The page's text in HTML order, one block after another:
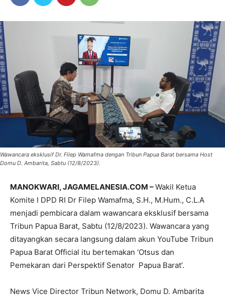
Wawancara eksklusif Dr. Filep Wamafma dengan Tribun Papua Barat bersama Host
Domu D. Ambarita, Sabtu (12/8/2023).
MANOKWARI, JAGAMELANESIA.COM –Wakil Ketua
Komite I DPD RI Dr Filep Wamafma, S.H., M.Hum., C.L.A
menjadi pembicara dalam wawancara eksklusif bersama
Tribun Papua Barat, Sabtu (12/8/2023). Wawancara yang
ditayangkan secara langsung dalam akun YouTube Tribun
Papua Barat Official itu bertemakan ‘Otsus dan
Pemekaran dari Perspektif Senator Papua Barat’.
News Vice Director Tribun Network, Domu D. Ambarita